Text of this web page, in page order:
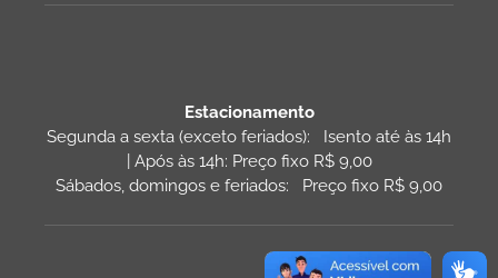
Estacionamento
Segunda a sexta (exceto feriados): Isento até às 14h
| Após às 14h: Preço fixo R$ 9,00
Sábados, domingos e feriados: Preço fixo R$ 9,00